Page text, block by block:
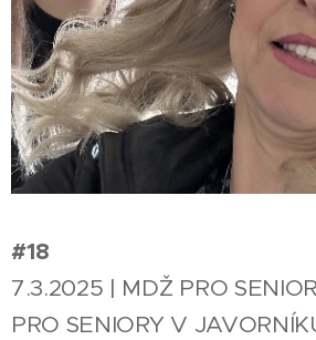
#18
7.3.2025 | MDŽ PRO
PRO SENIORY V